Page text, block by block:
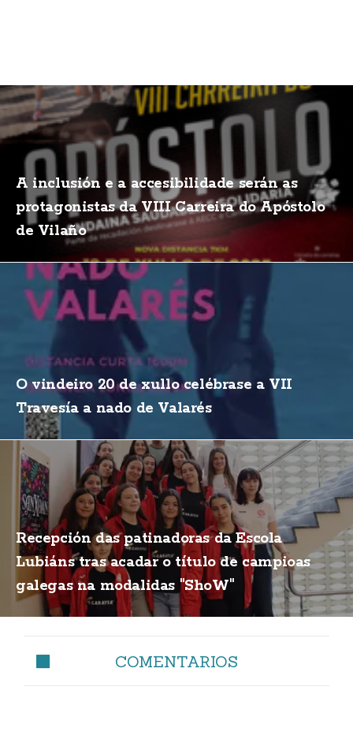
A inclusión e a accesibilidade serán as
protagonistas da VIII Carreira do Apóstolo
de Vilaño
O vindeiro 20 de xullo celébrase a VII
Travesía a nado de Valarés
Recepción das patinadoras da Escola
Lubiáns tras acadar o título de campioas
galegas na modalidas "ShoW"
COMENTARIOS